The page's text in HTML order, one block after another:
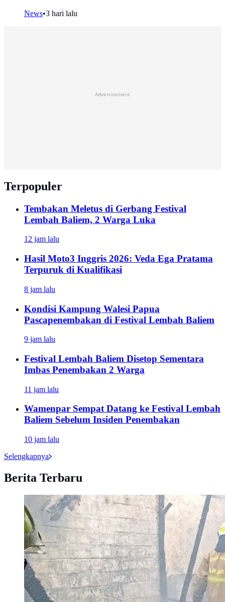
News•3 hari lalu
Advertisement
Terpopuler
Tembakan Meletus di Gerbang Festival
Lembah Baliem, 2 Warga Luka
12 jam lalu
Hasil Moto3 Inggris 2026: Veda Ega Pratama
Terpuruk di Kualifikasi
8 jam lalu
Kondisi Kampung Walesi Papua
Pascapenembakan di Festival Lembah Baliem
9 jam lalu
Festival Lembah Baliem Disetop Sementara
Imbas Penembakan 2 Warga
11 jam lalu
Wamenpar Sempat Datang ke Festival Lembah
Baliem Sebelum Insiden Penembakan
10 jam lalu
Selengkapnya
Berita Terbaru